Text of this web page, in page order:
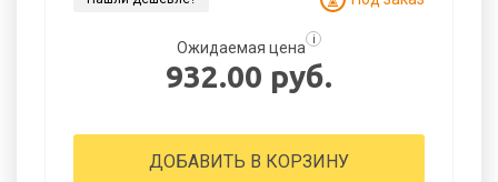
Ожидаемая цена i
932.00 руб.
ДОБАВИТЬ В КОРЗИНУ